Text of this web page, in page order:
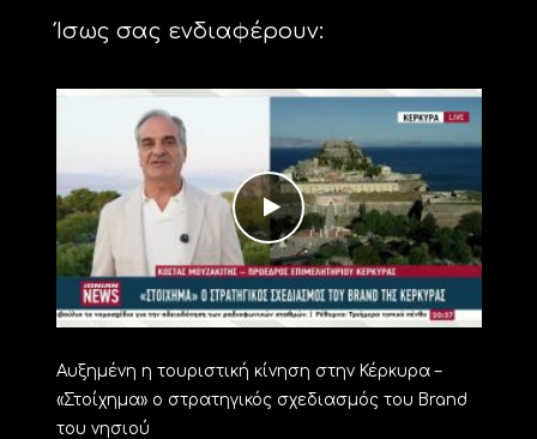
Ίσως σας ενδιαφέρουν:
Αυξημένη η τουριστική κίνηση στην Κέρκυρα –
«Στοίχημα» ο στρατηγικός σχεδιασμός του Brand
του νησιού